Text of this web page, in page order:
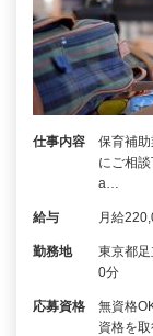
仕事内容
保育補
にご相
a…
給与 月給
勤務地
東京都
0分
応募資格
無資格
資格を